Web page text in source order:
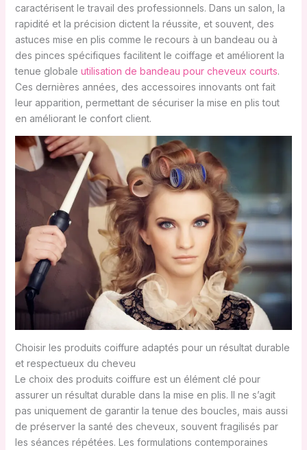
caractérisent le travail des professionnels. Dans un salon, la
rapidité et la précision dictent la réussite, et souvent, des
astuces mise en plis comme le recours à un bandeau ou à
des pinces spécifiques facilitent le coiffage et améliorent la
tenue globale utilisation de bandeau pour cheveux courts.
Ces dernières années, des accessoires innovants ont fait
leur apparition, permettant de sécuriser la mise en plis tout
en améliorant le confort client.
Choisir les produits coiffure adaptés pour un résultat durable
et respectueux du cheveu
Le choix des produits coiffure est un élément clé pour
assurer un résultat durable dans la mise en plis. Il ne s’agit
pas uniquement de garantir la tenue des boucles, mais aussi
de préserver la santé des cheveux, souvent fragilisés par
les séances répétées. Les formulations contemporaines